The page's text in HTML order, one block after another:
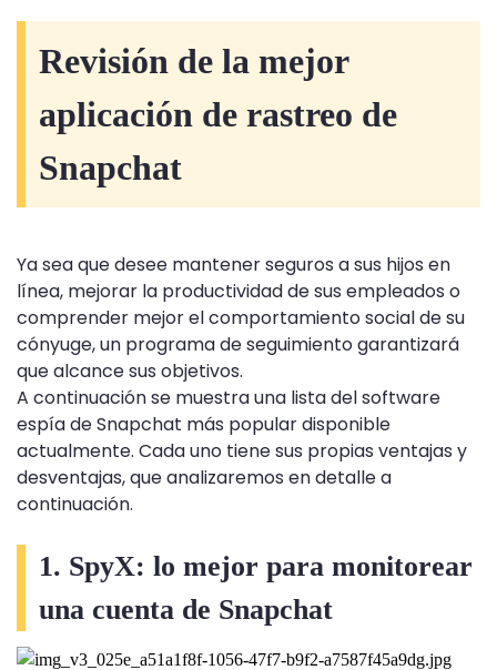
Revisión de la mejor
aplicación de rastreo de
Snapchat
Ya sea que desee mantener seguros a sus hijos en
línea, mejorar la productividad de sus empleados o
comprender mejor el comportamiento social de su
cónyuge, un programa de seguimiento garantizará
que alcance sus objetivos.
A continuación se muestra una lista del software
espía de Snapchat más popular disponible
actualmente. Cada uno tiene sus propias ventajas y
desventajas, que analizaremos en detalle a
continuación.
1. SpyX: lo mejor para monitorear
una cuenta de Snapchat